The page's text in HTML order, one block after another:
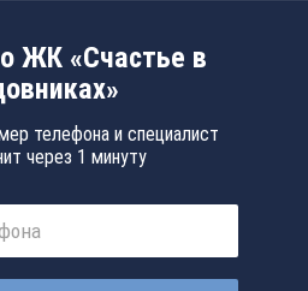
ЖК «Счастье в
телефона и специалист
через 1 минуту